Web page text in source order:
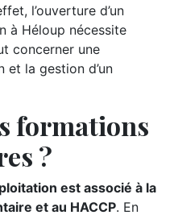
l’ouverture d’un
à Héloup nécessite
concerner une
et la gestion d’un
formations
?
est associé à la
et au HACCP. En